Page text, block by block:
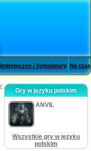
i Symulatory Na czas
Gry w języku polskim
ANVIL
Wszystkie gry w języku
polskim